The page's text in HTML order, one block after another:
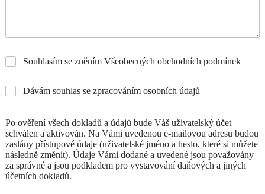
Souhlasím se zněním Všeobecných obchodních podmínek
Dávám souhlas se zpracováním osobních údajů
Po ověření všech dokladů a údajů bude Váš uživatelský účet
schválen a aktivován. Na Vámi uvedenou e-mailovou adresu budou
zaslány přístupové údaje (uživatelské jméno a heslo, které si můžete
následně změnit). Údaje Vámi dodané a uvedené jsou považovány
za správné a jsou podkladem pro vystavování daňových a jiných
účetních dokladů.